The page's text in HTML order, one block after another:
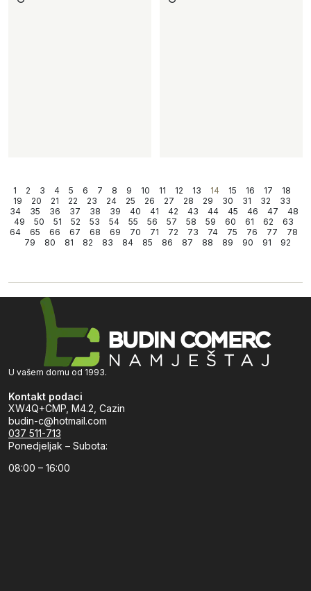
1 2 3 4 5 6 7 8 9 10 11 12 13 14 15 16 17
18
19
20 21 22 23 24 25 26 27 28 29 30 31 32
33
34
35 36 37 38 39 40 41 42 43 44 45 46 47
48
49
50 51 52 53 54 55 56 57 58 59 60 61 62
63
64
65 66 67 68 69 70 71 72 73 74 75 76 77
78
79
80 81 82 83 84 85 86 87 88 89 90 91 92
U vašem domu od 1993.
Kontakt podaci
XW4Q+CMP, M4.2, Cazin
budin-c@hotmail.com
037 511-713
Ponedjeljak – Subota:
08:00 – 16:00